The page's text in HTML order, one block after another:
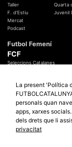
Taller
F. d'Estiu
Mercat
Podcast
Quarta
Juvenil
Futbol Femení
FCF
Seleccions Catalanes
Temes Federatius
Futbol Catalunya
Promocions
Sortejos
Participació
La present 'Política
personals quan
apps, xarxes
dels drets que li
privacitat